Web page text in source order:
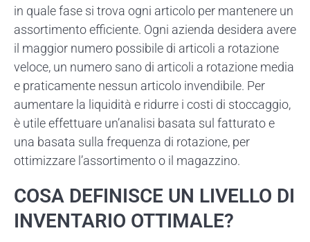
in quale fase si trova ogni articolo per mantenere un
assortimento efficiente. Ogni azienda desidera avere
il maggior numero possibile di articoli a rotazione
veloce, un numero sano di articoli a rotazione media
e praticamente nessun articolo invendibile. Per
aumentare la liquidità e ridurre i costi di stoccaggio,
è utile effettuare un’analisi basata sul fatturato e
una basata sulla frequenza di rotazione, per
ottimizzare l’assortimento o il magazzino.
COSA DEFINISCE UN LIVELLO DI
INVENTARIO OTTIMALE?